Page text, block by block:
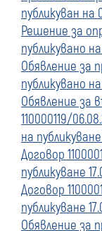
публикуван на
Решение за
публикувано
Обявление за
публикувано
Обявление за
110000119/
на публикуване
Договор
публикуване
Договор
публикуване
Обявление за